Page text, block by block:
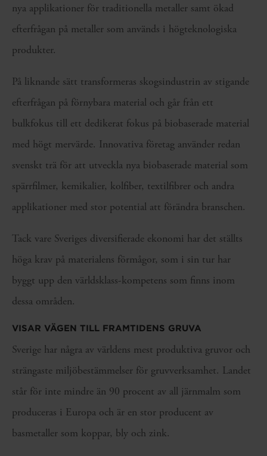
nya applikationer för traditionella metaller samt ökad
efterfrågan på metaller som används i högteknologiska
produkter.
På liknande sätt transformeras skogsindustrin av stigande
efterfrågan på förnybara material och går från ett
bulkfokus till ett dedikerat fokus på biobaserade material
med högt mervärde. Innovativa företag använder redan
svenskt trä för att utveckla nya biobaserade material som
spärrfilmer, kemikalier, kolfiber, textilfibrer och andra
applikationer med stor potential att förändra branschen.
Tack vare Sveriges diversifierade ekonomi har det ställts
höga krav på materialens förmågor, som i sin tur har
byggt upp den världsklass-kompetens som finns inom
dessa områden.
VISAR VÄGEN TILL FRAMTIDENS GRUVA
Sverige har några av världens mest produktiva gruvor och
strängaste miljöbestämmelser för gruvverksamhet. Landet
står för inte mindre än 90 procent av all järnmalm som
produceras i Europa och är en stor producent av
basmetaller som koppar, bly och zink.